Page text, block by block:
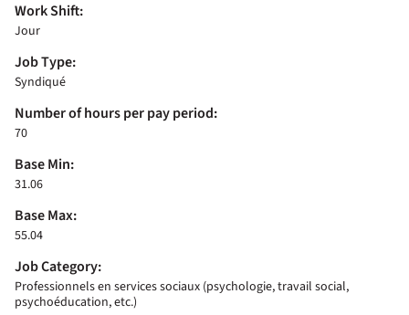
Work Shift:
Jour
Job Type:
Syndiqué
Number of hours per pay period:
70
Base Min:
31.06
Base Max:
55.04
Job Category:
Professionnels en services sociaux (psychologie, travail social,
psychoéducation, etc.)